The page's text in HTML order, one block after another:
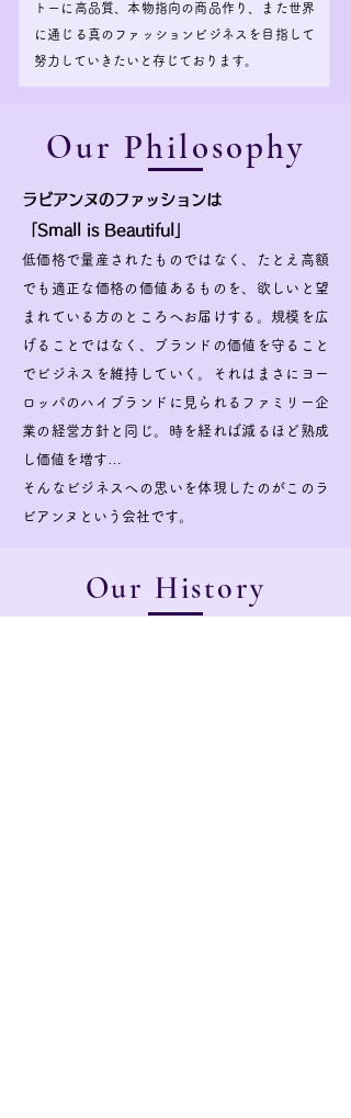
トーに高品質、本物指向の商品作り、また世界
に通じる真のファッションビジネスを目指して
努力していきたいと存じております。
Our Philosophy
ラビアンヌのファッションは
「Small is Beautiful」
低価格で量産されたものではなく、たとえ高額
でも適正な価格の価値あるものを、欲しいと望
まれている方のところへお届けする。規模を広
げることではなく、ブランドの価値を守ること
でビジネスを維持していく。それはまさにヨー
ロッパのハイブランドに見られるファミリー企
業の経営方針と同じ。時を経れば減るほど熟成
し価値を増す…
そんなビジネスへの思いを体現したのがこの ラ
ビアンヌという会社です。
Our History